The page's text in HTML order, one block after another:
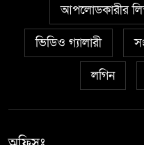
আপলোডকারীর
ভিডিও গ্যালারী
লগিন